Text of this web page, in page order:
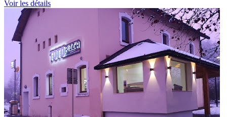
Voir les détails